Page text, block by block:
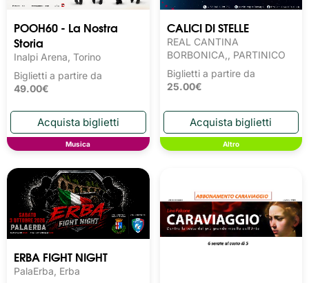
POOH60 - La Nostra
Storia
Inalpi Arena, Torino
Biglietti a partire da
49.00€
Musica
CALICI DI STELLE
REAL CANTINA
BORBONICA,, PARTINICO
Biglietti a partire da
25.00€
Altro
ERBA FIGHT NIGHT
PalaErba, Erba